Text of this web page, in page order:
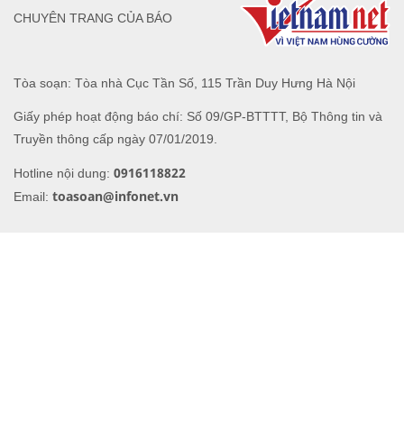
Tòa soạn: Tòa nhà Cục Tần Số, 115 Trần Duy Hưng Hà Nội
Giấy phép hoạt động báo chí: Số 09/GP-BTTTT, Bộ Thông tin và
Truyền thông cấp ngày 07/01/2019.
Hotline nội dung: 0916118822
Email: toasoan@infonet.vn
CHUYÊN TRANG CỦA BÁO